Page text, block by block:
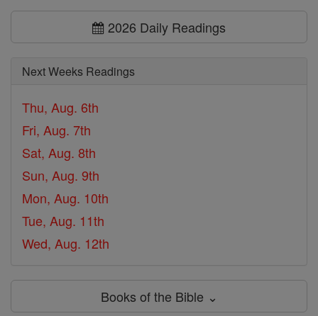
2026 Daily Readings
Next Weeks Readings
Thu, Aug. 6th
Fri, Aug. 7th
Sat, Aug. 8th
Sun, Aug. 9th
Mon, Aug. 10th
Tue, Aug. 11th
Wed, Aug. 12th
Books of the Bible ⌄